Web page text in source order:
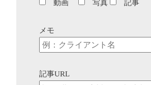
動画
写真 記事
メモ
記事URL